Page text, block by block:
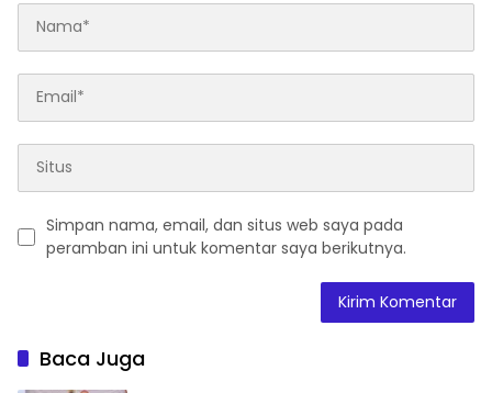
Simpan nama, email, dan situs web saya pada
peramban ini untuk komentar saya berikutnya.
Baca Juga